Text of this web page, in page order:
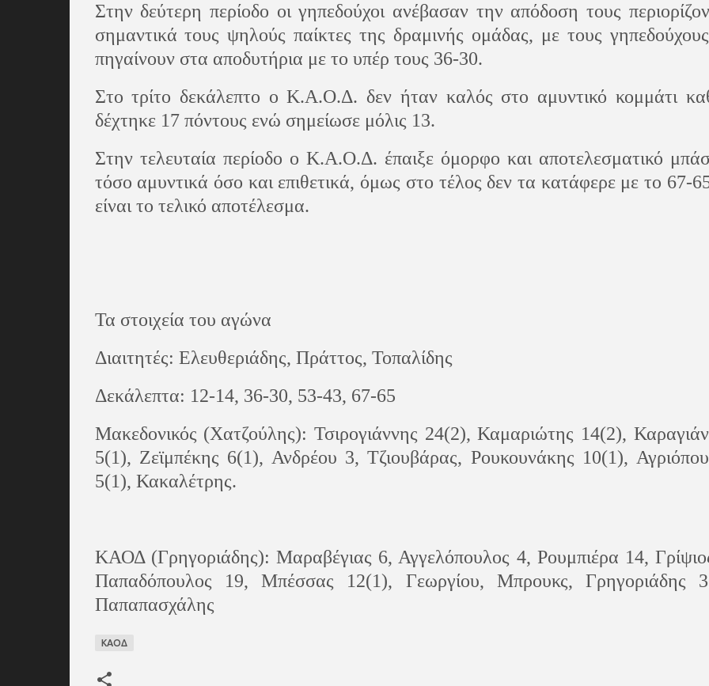
Στην δεύτερη περίοδο οι γηπεδούχοι ανέβασαν την απόδοση τους
σημαντικά τους ψηλούς παίκτες της δραμινής ομάδας, με τους
πηγαίνουν στα αποδυτήρια με το υπέρ τους 36-30.
Στο τρίτο δεκάλεπτο ο Κ.Α.Ο.Δ. δεν ήταν καλός στο αμυντικό κομμάτι
δέχτηκε 17 πόντους ενώ σημείωσε μόλις 13.
Στην τελευταία περίοδο ο Κ.Α.Ο.Δ. έπαιξε όμορφο και αποτελεσματικό
τόσο αμυντικά όσο και επιθετικά, όμως στο τέλος δεν τα κατάφερε με το 67-
είναι το τελικό αποτέλεσμα.
Τα στοιχεία του αγώνα
Διαιτητές: Ελευθεριάδης, Πράττος, Τοπαλίδης
Δεκάλεπτα: 12-14, 36-30, 53-43, 67-65
Μακεδονικός (Χατζούλης): Τσιρογιάννης 24(2), Καμαριώτης 14(2),
5(1), Ζεϊμπέκης 6(1), Ανδρέου 3, Τζιουβάρας, Ρουκουνάκης 10(1),
5(1), Κακαλέτρης.
ΚΑΟΔ (Γρηγοριάδης): Μαραβέγιας 6, Αγγελόπουλος 4, Ρουμπιέρα 14,
Παπαδόπουλος 19, Μπέσσας 12(1), Γεωργίου, Μπρουκς, Γρηγοριάδης
Παπαπασχάλης
ΚΑΟΔ